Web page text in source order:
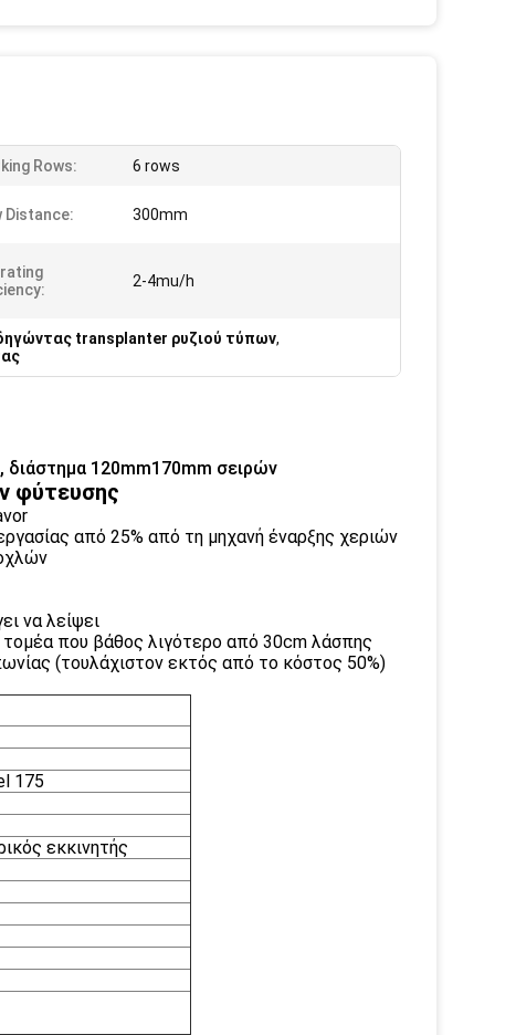
Rows: 6 rows
Distance: 300mm
2-4mu/h
transplanter ρυζιού τύπων,
120mm170mm σειρών
φύτευσης
από 25% από τη μηχανή έναρξης χεριών
να λείψει
που βάθος λιγότερο από 30cm λάσπης
(τουλάχιστον εκτός από το κόστος 50%)
175
εκκινητής